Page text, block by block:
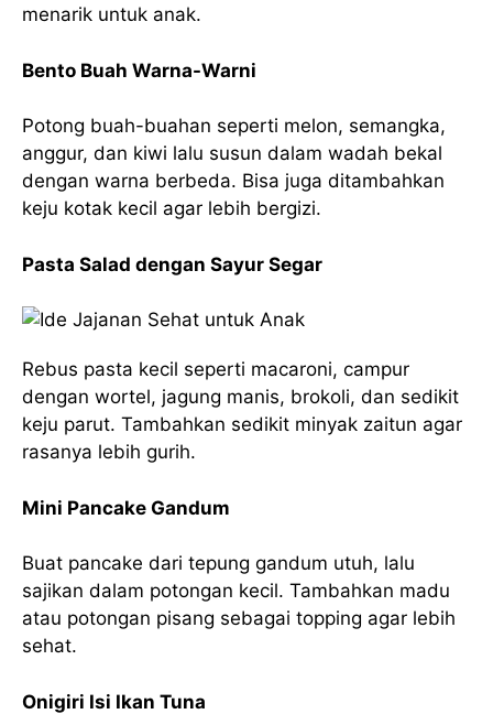
menarik untuk anak.
Bento Buah Warna-Warni
Potong buah-buahan seperti melon, semangka,
anggur, dan kiwi lalu susun dalam wadah bekal
dengan warna berbeda. Bisa juga ditambahkan
keju kotak kecil agar lebih bergizi.
Pasta Salad dengan Sayur Segar
Rebus pasta kecil seperti macaroni, campur
dengan wortel, jagung manis, brokoli, dan sedikit
keju parut. Tambahkan sedikit minyak zaitun agar
rasanya lebih gurih.
Mini Pancake Gandum
Buat pancake dari tepung gandum utuh, lalu
sajikan dalam potongan kecil. Tambahkan madu
atau potongan pisang sebagai topping agar lebih
sehat.
Onigiri Isi Ikan Tuna